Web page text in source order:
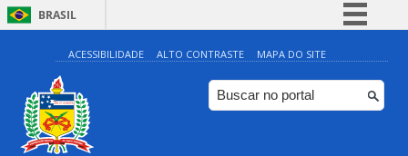
BRASIL
Simplifique!
Comunica BR
Participe
ACESSIBILIDADE ALTO CONTRASTE MAPA DO SITE